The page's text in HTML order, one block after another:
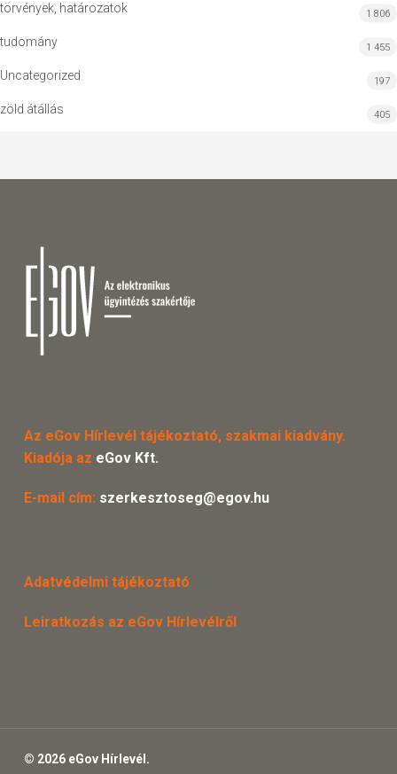
törvények, határozatok 1 806
tudomány 1 455
Uncategorized 197
zöld átállás 405
Az eGov Hírlevél tájékoztató, szakmai kiadvány.
Kiadója az eGov Kft.
E-mail cím: szerkesztoseg@egov.hu
Adatvédelmi tájékoztató
Leiratkozás az eGov Hírlevélről
© 2026 eGov Hírlevél.